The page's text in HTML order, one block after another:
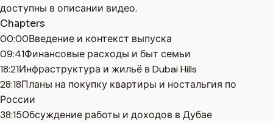
доступны в описании видео.
Chapters
00:00Введение и контекст выпуска
09:41Финансовые расходы и быт семьи
18:21Инфраструктура и жильё в Dubai Hills
28:18Планы на покупку квартиры и ностальгия по
России
38:15Обсуждение работы и доходов в Дубае